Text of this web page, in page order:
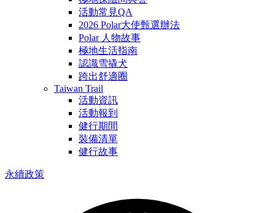
活動常見QA
2026 Polar大使甄選辦法
Polar 人物故事
極地生活指南
認識雪撬犬
跨出舒適圈
Taiwan Trail
活動資訊
活動報到
健行期間
裝備清單
健行故事
永續政策